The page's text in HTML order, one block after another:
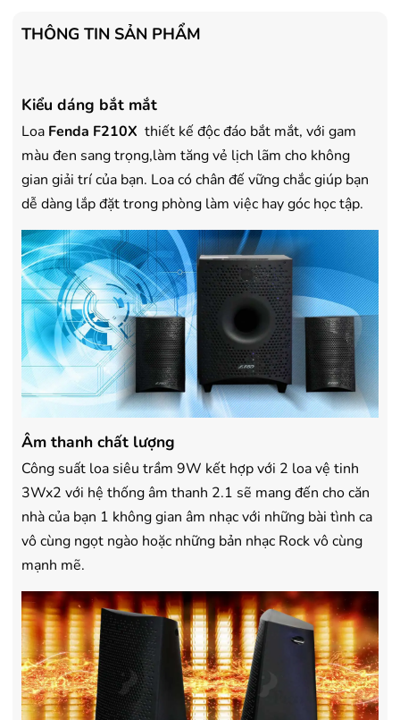
- Tặng Voucher trị giá 150.000đ
mua Máy lọc Không khí
Hà Nội, Hồ Chí Minh
- Vận chuyển Toàn Quốc.
- Bảo hành 24 tháng chính hãng
- Vận chuyển Toàn Quốc.
- Bảo hành 36 tháng
THÔNG TIN SẢN PHẨM
Kiểu dáng bắt mắt
Loa Fenda F210X thiết kế độc đáo bắt mắt, với gam
màu đen sang trọng,làm tăng vẻ lịch lãm cho không
gian giải trí của bạn. Loa có chân đế vững chắc giúp bạn
dễ dàng lắp đặt trong phòng làm việc hay góc học tập.
Âm thanh chất lượng
Công suất loa siêu trầm 9W kết hợp với 2 loa vệ tinh
3Wx2 với hệ thống âm thanh 2.1 sẽ mang đến cho căn
nhà của bạn 1 không gian âm nhạc với những bài tình ca
vô cùng ngọt ngào hoặc những bản nhạc Rock vô cùng
mạnh mẽ.